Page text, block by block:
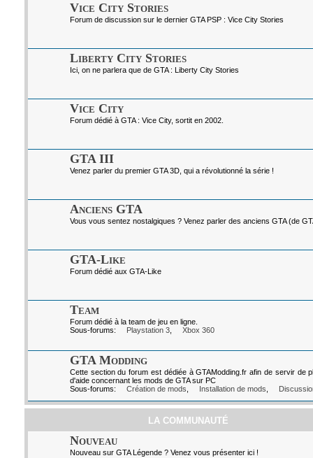
Vice City Stories
Forum de discussion sur le dernier GTA PSP : Vice City Stories
Liberty City Stories
Ici, on ne parlera que de GTA : Liberty City Stories
Vice City
Forum dédié à GTA : Vice City, sortit en 2002.
GTA III
Venez parler du premier GTA 3D, qui a révolutionné la série !
Anciens GTA
Vous vous sentez nostalgiques ? Venez parler des anciens GTA (de
GTA-Like
Forum dédié aux GTA-Like
Team
Forum dédié à la team de jeu en ligne.
Sous-forums:
Playstation 3, Xbox 360
GTA Modding
Cette section du forum est dédiée à GTAModding.fr afin de servir de
d'aide concernant les mods de GTA sur PC
Sous-forums:
Création de mods Installation de mods
LA COMMUNAUTÉ
Nouveau
Nouveau sur GTA Légende ? Venez vous présenter ici !